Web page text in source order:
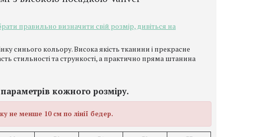
правильно визначити свій розмір, дивіться на
синього кольору. Висока якість тканини і прекрасне
стильності та стрункості, а практично пряма штанина
кожного розміру.
не менше 10 см по лінії бедер.